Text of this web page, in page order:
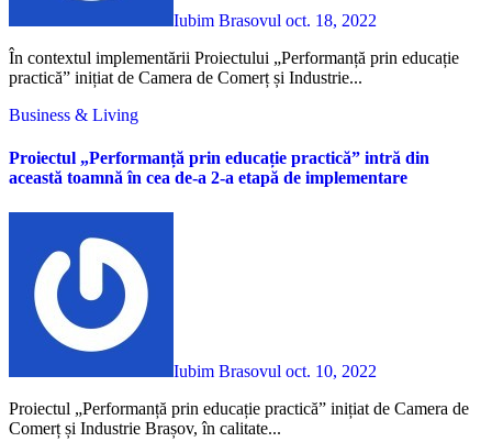
Iubim Brasovul oct. 18, 2022
În contextul implementării Proiectului „Performanță prin educație
practică” inițiat de Camera de Comerț și Industrie...
Business & Living
Proiectul „Performanță prin educație practică” intră din
această toamnă în cea de-a 2-a etapă de implementare
Iubim Brasovul oct. 10, 2022
Proiectul „Performanță prin educație practică” inițiat de Camera de
Comerț și Industrie Brașov, în calitate...